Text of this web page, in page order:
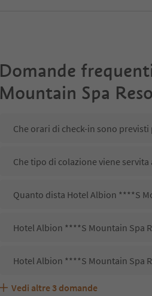
Domande
Mountain Spa
Che orari di check-in sono
Che tipo di colazione viene
Quanto dista Hotel Albion ****S
Hotel Albion ****S Mountain Spa
Hotel Albion ****S Mountain Spa
Hotel Albion ****S Mountain Spa
Quali servizi/attività sono
Gli ospiti di Hotel Albion ****S
Vedi altre 3 domande